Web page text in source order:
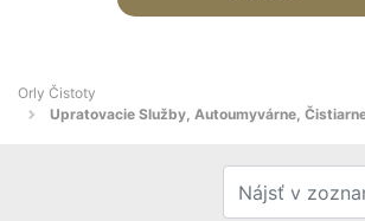
Orly Čistoty
Upratovacie Služby, Autoumyvárne,